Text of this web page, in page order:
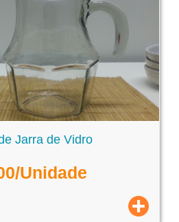
Jarra de Vidro
/Unidade